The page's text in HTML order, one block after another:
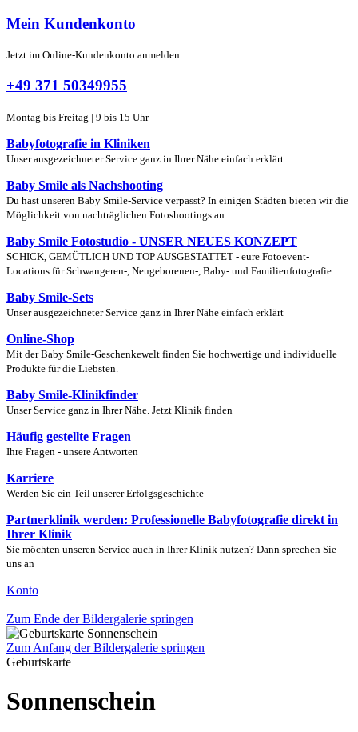
Mein Kundenkonto
Jetzt im Online-Kundenkonto anmelden
+49 371 50349955
Montag bis Freitag | 9 bis 15 Uhr
Babyfotografie in Kliniken
Unser ausgezeichneter Service ganz in Ihrer Nähe einfach erklärt
Baby Smile als Nachshooting
Du hast unseren Baby Smile-Service verpasst? In einigen Städten bieten wir die
Möglichkeit von nachträglichen Fotoshootings an.
Baby Smile Fotostudio - UNSER NEUES KONZEPT
SCHICK, GEMÜTLICH UND TOP AUSGESTATTET - eure Fotoevent-
Locations für Schwangeren-, Neugeborenen-, Baby- und Familienfotografie.
Baby Smile-Sets
Unser ausgezeichneter Service ganz in Ihrer Nähe einfach erklärt
Online-Shop
Mit der Baby Smile-Geschenkewelt finden Sie hochwertige und individuelle
Produkte für die Liebsten.
Baby Smile-Klinikfinder
Unser Service ganz in Ihrer Nähe. Jetzt Klinik finden
Häufig gestellte Fragen
Ihre Fragen - unsere Antworten
Karriere
Werden Sie ein Teil unserer Erfolgsgeschichte
Partnerklinik werden: Professionelle Babyfotografie direkt in
Ihrer Klinik
Sie möchten unseren Service auch in Ihrer Klinik nutzen? Dann sprechen Sie
uns an
Konto
Zum Ende der Bildergalerie springen
Zum Anfang der Bildergalerie springen
Geburtskarte
Sonnenschein